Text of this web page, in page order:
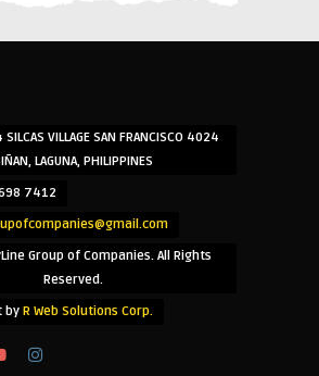
VILLAGE SAN FRANCISCO 4024
LAGUNA, PHILIPPINES
7412
Group of Companies. All Rights
Reserved.
by R Web Solutions Corp.